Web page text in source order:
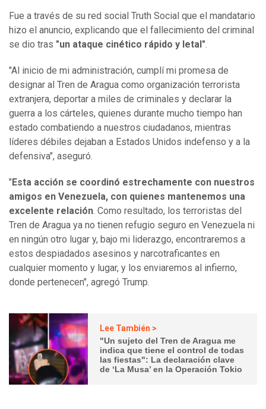
Fue a través de su red social Truth Social que el mandatario
hizo el anuncio, explicando que el fallecimiento del criminal
se dio tras "un ataque cinético rápido y letal".
"Al inicio de mi administración, cumplí mi promesa de
designar al Tren de Aragua como organización terrorista
extranjera, deportar a miles de criminales y declarar la
guerra a los cárteles, quienes durante mucho tiempo han
estado combatiendo a nuestros ciudadanos, mientras
líderes débiles dejaban a Estados Unidos indefenso y a la
defensiva", aseguró.
"Esta acción se coordinó estrechamente con nuestros
amigos en Venezuela, con quienes mantenemos una
excelente relación. Como resultado, los terroristas del
Tren de Aragua ya no tienen refugio seguro en Venezuela ni
en ningún otro lugar y, bajo mi liderazgo, encontraremos a
estos despiadados asesinos y narcotraficantes en
cualquier momento y lugar, y los enviaremos al infierno,
donde pertenecen", agregó Trump.
Lee También >
"Un sujeto del Tren de Aragua me
indica que tiene el control de todas
las fiestas": La declaración clave
de ‘La Musa’ en la Operación Tokio